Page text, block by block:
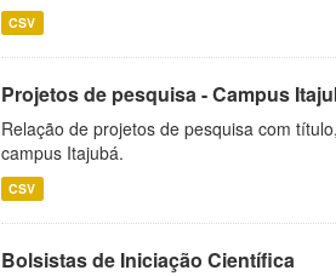
CSV
Projetos de pesquisa - Campus
Relação de projetos de pesquisa com
campus Itajubá.
CSV
Bolsistas de Iniciação Científica